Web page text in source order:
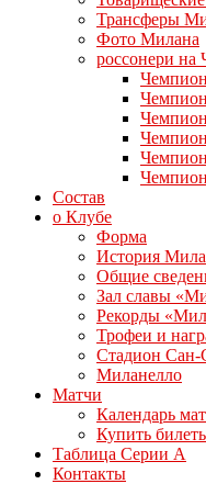
Трансферы
Фото Милана
россонери на
Состав
о Клубе
Форма
История
Общие
Зал славы
Рекорды
Трофеи и
Стадион Сан-
Миланелло
Матчи
Календарь
Купить
Таблица Серии А
Контакты